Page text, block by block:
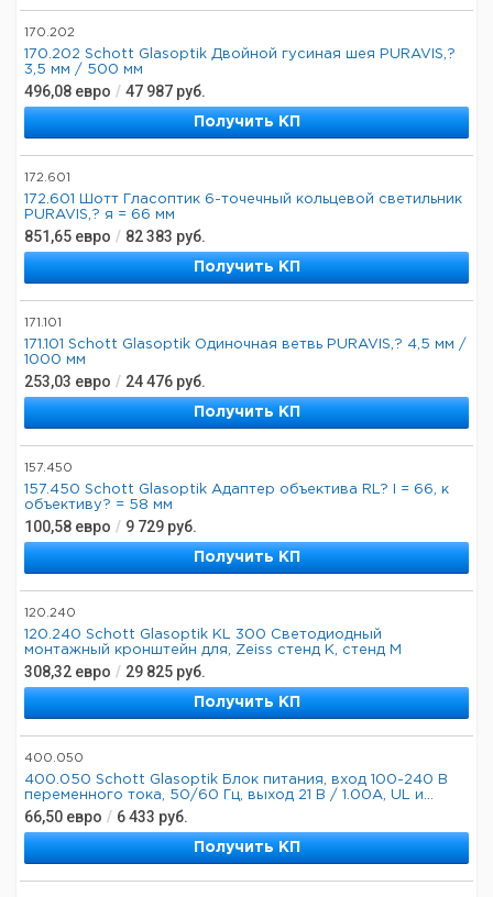
170.202
170.202 Schott Glasoptik Двойной гусиная шея PURAVIS,?
3,5 мм / 500 мм
496,08 евро / 47 987 руб.
Получить КП
172.601
172.601 Шотт Гласоптик 6-точечный кольцевой светильник
PURAVIS,? я = 66 мм
851,65 евро / 82 383 руб.
Получить КП
171.101
171.101 Schott Glasoptik Одиночная ветвь PURAVIS,? 4,5 мм /
1000 мм
253,03 евро / 24 476 руб.
Получить КП
157.450
157.450 Schott Glasoptik Адаптер объектива RL? I = 66, к
объективу? = 58 мм
100,58 евро / 9 729 руб.
Получить КП
120.240
120.240 Schott Glasoptik KL 300 Светодиодный
монтажный кронштейн для, Zeiss стенд K, стенд M
308,32 евро / 29 825 руб.
Получить КП
400.050
400.050 Schott Glasoptik Блок питания, вход 100-240 В
переменного тока, 50/60 Гц, выход 21 В / 1.00A, UL и...
66,50 евро / 6 433 руб.
Получить КП